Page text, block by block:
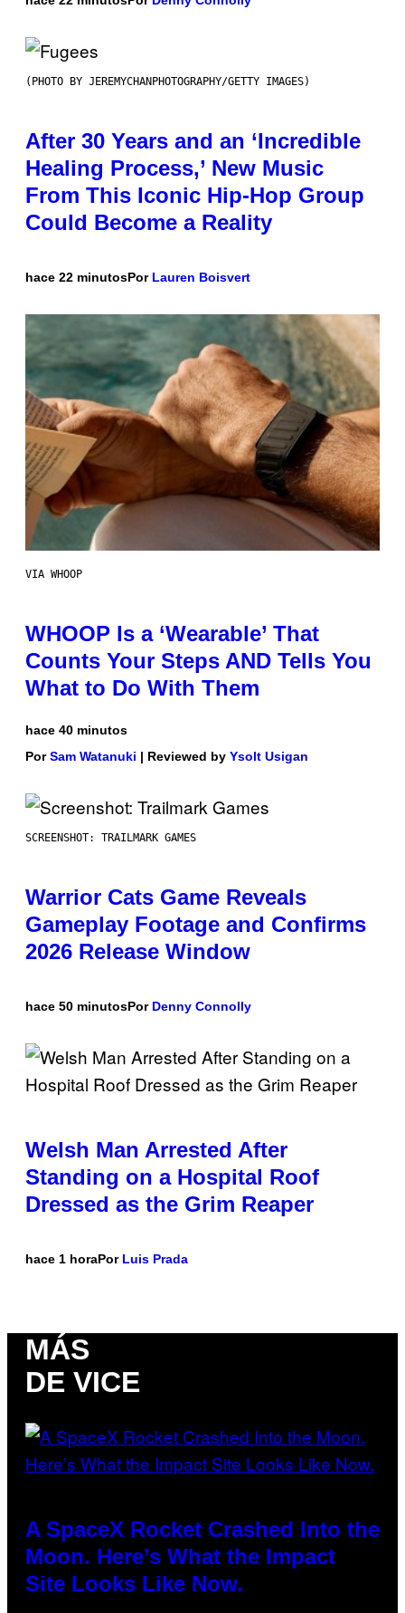
(PHOTO BY JEREMYCHANPHOTOGRAPHY/GETTY IMAGES)
After 30 Years and an ‘Incredible
Healing Process,’ New Music
From This Iconic Hip-Hop Group
Could Become a Reality
hace 22 minutosPor Lauren Boisvert
VIA WHOOP
WHOOP Is a ‘Wearable’ That
Counts Your Steps AND Tells You
What to Do With Them
hace 40 minutos
PorSam Watanuki | Reviewed by Ysolt Usigan
SCREENSHOT: TRAILMARK GAMES
Warrior Cats Game Reveals
Gameplay Footage and Confirms
2026 Release Window
hace 50 minutosPor Denny Connolly
Welsh Man Arrested After
Standing on a Hospital Roof
Dressed as the Grim Reaper
hace 1 horaPor Luis Prada
MÁS
DE VICE
A SpaceX Rocket Crashed Into the
Moon. Here’s What the Impact
Site Looks Like Now.